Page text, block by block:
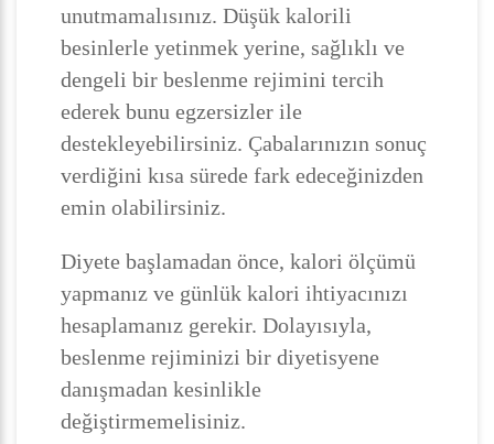
unutmamalısınız. Düşük kalorili
besinlerle yetinmek yerine, sağlıklı ve
dengeli bir beslenme rejimini tercih
ederek bunu egzersizler ile
destekleyebilirsiniz. Çabalarınızın sonuç
verdiğini kısa sürede fark edeceğinizden
emin olabilirsiniz.
Diyete başlamadan önce, kalori ölçümü
yapmanız ve günlük kalori ihtiyacınızı
hesaplamanız gerekir. Dolayısıyla,
beslenme rejiminizi bir diyetisyene
danışmadan kesinlikle
değiştirmemelisiniz.